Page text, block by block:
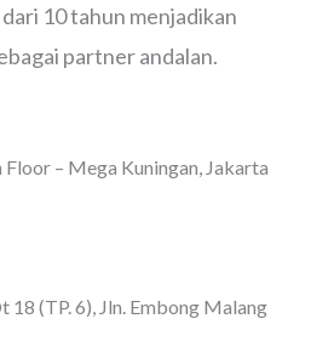
10 tahun menjadikan
partner andalan.
– Mega Kuningan, Jakarta
18 (TP. 6), Jln. Embong Malang